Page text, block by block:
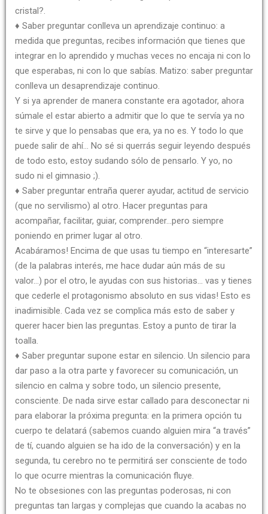
cristal?.
♦ Saber preguntar conlleva un aprendizaje continuo: a
medida que preguntas, recibes información que tienes que
integrar en lo aprendido y muchas veces no encaja ni con lo
que esperabas, ni con lo que sabías. Matizo: saber preguntar
conlleva un desaprendizaje continuo.
Y si ya aprender de manera constante era agotador, ahora
súmale el estar abierto a admitir que lo que te servía ya no
te sirve y que lo pensabas que era, ya no es. Y todo lo que
puede salir de ahí… No sé si querrás seguir leyendo después
de todo esto, estoy sudando sólo de pensarlo. Y yo, no
sudo ni el gimnasio ;).
♦ Saber preguntar entraña querer ayudar, actitud de servicio
(que no servilismo) al otro. Hacer preguntas para
acompañar, facilitar, guiar, comprender…pero siempre
poniendo en primer lugar al otro.
Acabáramos! Encima de que usas tu tiempo en “interesarte”
(de la palabras interés, me hace dudar aún más de su
valor…) por el otro, le ayudas con sus historias… vas y tienes
que cederle el protagonismo absoluto en sus vidas! Esto es
inadimisible. Cada vez se complica más esto de saber y
querer hacer bien las preguntas. Estoy a punto de tirar la
toalla.
♦ Saber preguntar supone estar en silencio. Un silencio para
dar paso a la otra parte y favorecer su comunicación, un
silencio en calma y sobre todo, un silencio presente,
consciente. De nada sirve estar callado para desconectar ni
para elaborar la próxima pregunta: en la primera opción tu
cuerpo te delatará (sabemos cuando alguien mira “a través”
de tí, cuando alguien se ha ido de la conversación) y en la
segunda, tu cerebro no te permitirá ser consciente de todo
lo que ocurre mientras la comunicación fluye.
No te obsesiones con las preguntas poderosas, ni con
preguntas tan largas y complejas que cuando la acabas no